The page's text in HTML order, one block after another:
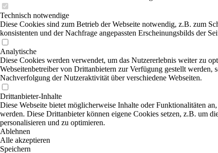
Technisch notwendige
Diese Cookies sind zum Betrieb der Webseite notwendig, z.B. zum
konsistenten und der Nachfrage angepassten Erscheinungsbilds der
Analytische
Diese Cookies werden verwendet, um das Nutzererlebnis weiter zu
Webseitenbetreiber von Drittanbietern zur Verfügung gestellt
Nachverfolgung der Nutzeraktivität über verschiedene Webseiten.
Drittanbieter-Inhalte
Diese Webseite bietet möglicherweise Inhalte oder Funktionalitäten
werden. Diese Drittanbieter können eigene Cookies setzen, z.B. um
personalisieren und zu optimieren.
Ablehnen
Alle akzeptieren
Speichern